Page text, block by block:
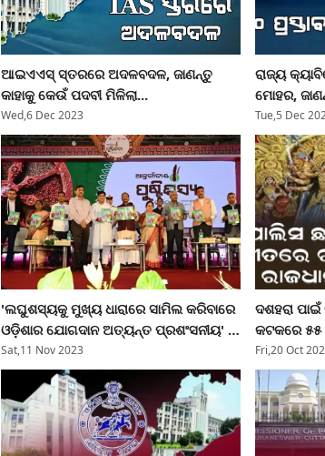
ଆଇଏଏସ୍ ସ୍ତରରେ ଅଦଳବଦଳ, ଜାଣନ୍ତୁ
କାହାକୁ କେଉଁ ପଦବୀ ମିଳିଲା...
Wed,6 Dec 2023
ରାଜ୍ୟ
ମୋହର,
Tue,5 Dec
'ଲଘୁଶସ୍ୟକୁ ମୁଖ୍ୟ ଧାରାରେ ସାମିଲ କରିବାରେ
ଓଡ଼ିଶାର ଯୋଗଦାନ ଅତ୍ୟନ୍ତ ପ୍ରଶଂସନୀୟ' :
ମାନ୍ୟବର ରାଜ୍ୟପାଳ
Sat,11 Nov 2023
ଦଶହରା
କଟକରେ ୫୫
ଫୋର୍ସ
Fri,20 Oct